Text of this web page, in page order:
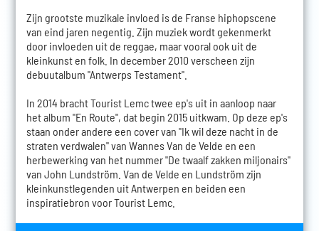
Zijn grootste muzikale invloed is de Franse hiphopscene
van eind jaren negentig. Zijn muziek wordt gekenmerkt
door invloeden uit de reggae, maar vooral ook uit de
kleinkunst en folk. In december 2010 verscheen zijn
debuutalbum "Antwerps Testament".
In 2014 bracht Tourist Lemc twee ep's uit in aanloop naar
het album "En Route", dat begin 2015 uitkwam. Op deze ep's
staan onder andere een cover van "Ik wil deze nacht in de
straten verdwalen" van Wannes Van de Velde en een
herbewerking van het nummer "De twaalf zakken miljonairs"
van John Lundström. Van de Velde en Lundström zijn
kleinkunstlegenden uit Antwerpen en beiden een
inspiratiebron voor Tourist Lemc.